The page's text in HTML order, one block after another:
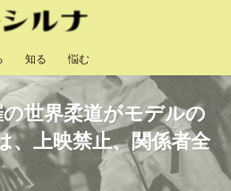
知る 悩む
の世界柔道がモデルの
、上映禁止、関係者全